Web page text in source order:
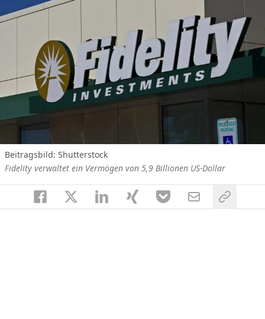
Beitragsbild: Shutterstock
Fidelity verwaltet ein Vermögen von 5,9 Billionen US-Dollar